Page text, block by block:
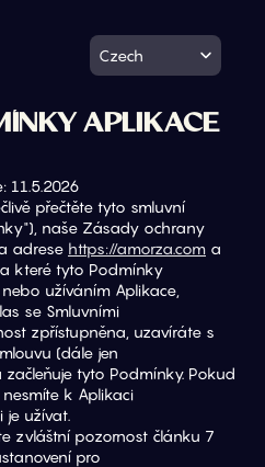
Select Language
Czech
APLIKACE
11.5.2026
přečtěte tyto smluvní
naše Zásady ochrany
adrese https://amorza.com a
které tyto Podmínky
užíváním Aplikace,
se Smluvními
zpřístupněna, uzavíráte s
(dále jen
začleňuje tyto Podmínky. Pokud
k Aplikaci
je užívat.
zvláštní pozornost článku 7
pro